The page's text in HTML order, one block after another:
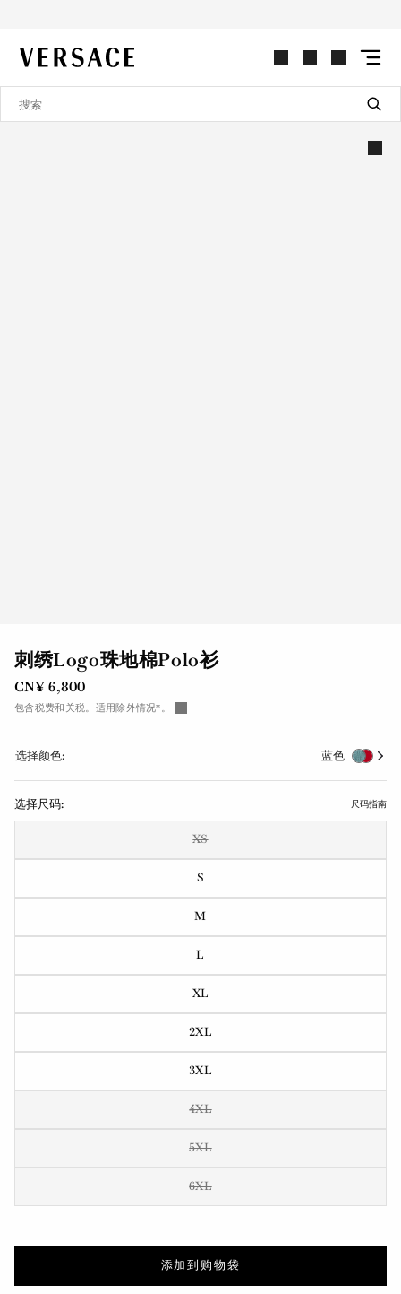
VERSACE | 主页
刺绣Logo珠地棉Polo衫
CN¥ 6,800
包含税费和关税。适用除外情况*。
选择颜色: 蓝色
选择尺码: 尺码指南
XS
S
M
L
XL
2XL
3XL
4XL
5XL
6XL
添加到购物袋